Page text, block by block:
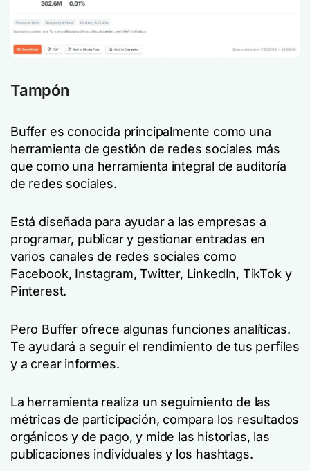
Tampón
Buffer es conocida principalmente como una
herramienta de gestión de redes sociales más
que como una herramienta integral de auditoría
de redes sociales.
Está diseñada para ayudar a las empresas a
programar, publicar y gestionar entradas en
varios canales de redes sociales como
Facebook, Instagram, Twitter, LinkedIn, TikTok y
Pinterest.
Pero Buffer ofrece algunas funciones analíticas.
Te ayudará a seguir el rendimiento de tus perfiles
y a crear informes.
La herramienta realiza un seguimiento de las
métricas de participación, compara los resultados
orgánicos y de pago, y mide las historias, las
publicaciones individuales y los hashtags.